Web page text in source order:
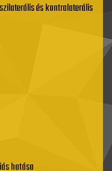
és kontralaterális
hatása